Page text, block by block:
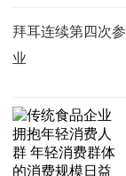
拜耳连续第四次
业